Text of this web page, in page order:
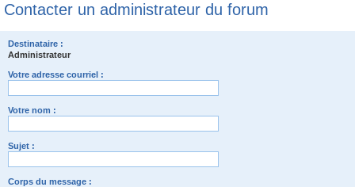
Contacter un administrateur du forum
Destinataire :
Administrateur
Votre adresse courriel :
Votre nom :
Sujet :
Corps du message :